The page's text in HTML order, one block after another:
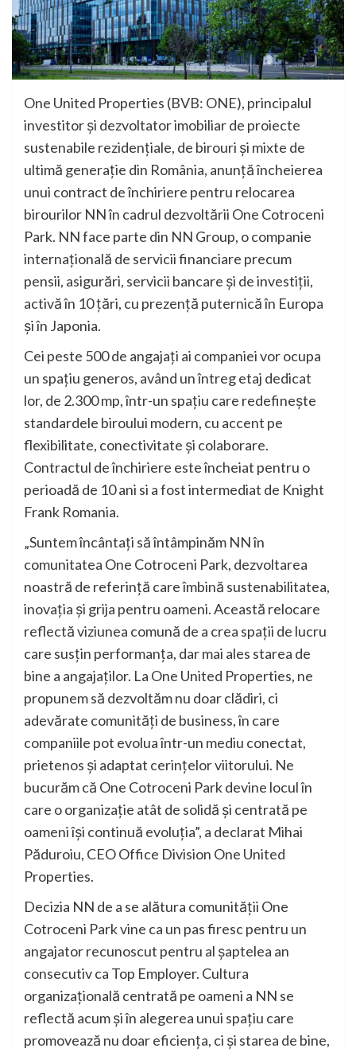
One United Properties (BVB: ONE), principalul
investitor și dezvoltator imobiliar de proiecte
sustenabile rezidențiale, de birouri și mixte de
ultimă generație din România, anunță încheierea
unui contract de închiriere pentru relocarea
birourilor NN în cadrul dezvoltării One Cotroceni
Park. NN face parte din NN Group, o companie
internațională de servicii financiare precum
pensii, asigurări, servicii bancare și de investiţii,
activă în 10 țări, cu prezenţă puternică în Europa
și în Japonia.
Cei peste 500 de angajați ai companiei vor ocupa
un spațiu generos, având un întreg etaj dedicat
lor, de 2.300 mp, într-un spațiu care redefinește
standardele biroului modern, cu accent pe
flexibilitate, conectivitate și colaborare.
Contractul de închiriere este încheiat pentru o
perioadă de 10 ani si a fost intermediat de Knight
Frank Romania.
„Suntem încântați să întâmpinăm NN în
comunitatea One Cotroceni Park, dezvoltarea
noastră de referință care îmbină sustenabilitatea,
inovația și grija pentru oameni. Această relocare
reflectă viziunea comună de a crea spații de lucru
care susțin performanța, dar mai ales starea de
bine a angajaților. La One United Properties, ne
propunem să dezvoltăm nu doar clădiri, ci
adevărate comunități de business, în care
companiile pot evolua într-un mediu conectat,
prietenos și adaptat cerințelor viitorului. Ne
bucurăm că One Cotroceni Park devine locul în
care o organizație atât de solidă și centrată pe
oameni își continuă evoluția”, a declarat Mihai
Păduroiu, CEO Office Division One United
Properties.
Decizia NN de a se alătura comunității One
Cotroceni Park vine ca un pas firesc pentru un
angajator recunoscut pentru al șaptelea an
consecutiv ca Top Employer. Cultura
organizațională centrată pe oameni a NN se
reflectă acum și în alegerea unui spațiu care
promovează nu doar eficiența, ci și starea de bine,